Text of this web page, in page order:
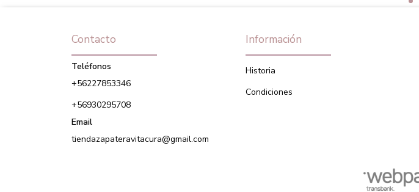
Contacto
Teléfonos
+56227853346
+56930295708
Email
tiendazapateravitacura@gmail.com
Información
Historia
Condiciones